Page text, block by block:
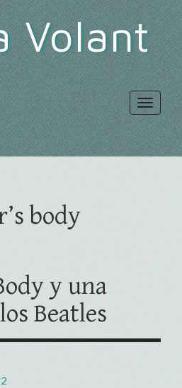
Volant
Toggle
body
y una
Beatles